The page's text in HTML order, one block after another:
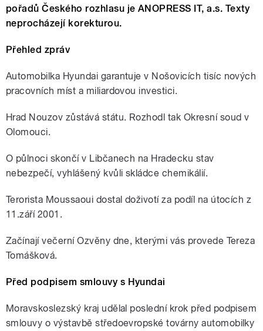
pořadů Českého rozhlasu je ANOPRESS IT, a.s. Texty
neprocházejí korekturou.
Přehled zpráv
Automobilka Hyundai garantuje v Nošovicích tisíc nových
pracovních míst a miliardovou investici.
Hrad Nouzov zůstává státu. Rozhodl tak Okresní soud v
Olomouci.
O půlnoci skončí v Libčanech na Hradecku stav
nebezpečí, vyhlášený kvůli skládce chemikálií.
Terorista Moussaoui dostal doživotí za podíl na útocích z
11.září 2001.
Začínají večerní Ozvěny dne, kterými vás provede Tereza
Tomášková.
Před podpisem smlouvy s Hyundai
Moravskoslezský kraj udělal poslední krok před podpisem
smlouvy o výstavbě středoevropské továrny automobilky